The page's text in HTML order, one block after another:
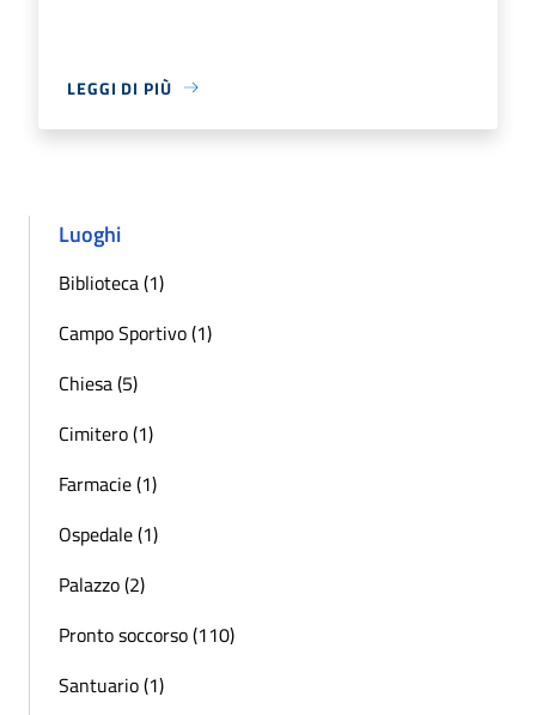
LEGGI DI PIÙ
Luoghi
Biblioteca (1)
Campo Sportivo (1)
Chiesa (5)
Cimitero (1)
Farmacie (1)
Ospedale (1)
Palazzo (2)
Pronto soccorso (110)
Santuario (1)